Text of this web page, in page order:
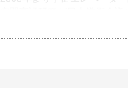
空間実証研究が日本学術会
学研究費基盤研究(A)に採択